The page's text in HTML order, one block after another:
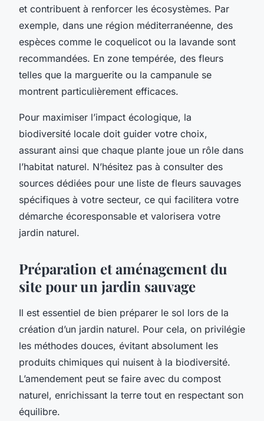
et contribuent à renforcer les écosystèmes. Par
exemple, dans une région méditerranéenne, des
espèces comme le coquelicot ou la lavande sont
recommandées. En zone tempérée, des fleurs
telles que la marguerite ou la campanule se
montrent particulièrement efficaces.
Pour maximiser l’impact écologique, la
biodiversité locale doit guider votre choix,
assurant ainsi que chaque plante joue un rôle dans
l’habitat naturel. N’hésitez pas à consulter des
sources dédiées pour une liste de fleurs sauvages
spécifiques à votre secteur, ce qui facilitera votre
démarche écoresponsable et valorisera votre
jardin naturel.
Préparation et aménagement du
site pour un jardin sauvage
Il est essentiel de bien préparer le sol lors de la
création d’un jardin naturel. Pour cela, on privilégie
les méthodes douces, évitant absolument les
produits chimiques qui nuisent à la biodiversité.
L’amendement peut se faire avec du compost
naturel, enrichissant la terre tout en respectant son
équilibre.